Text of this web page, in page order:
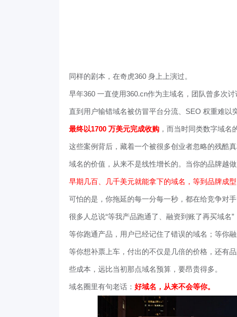
同样的剧本，在奇虎360 身上上演过。
早年360 一直使用360.cn作为主域名，团队曾多次讨
直到用户输错域名被仿冒平台分流、SEO 权重难以
最终以1700 万美元完成收购 ，而当时同类数字域名
这些案例背后，藏着一个被很多创业者忽略的残酷真
域名的价值，从来不是线性增长的。当你的品牌越
早期几百、几千美元就能拿下的域名，等到品牌成
可怕的是，你拖延的每一分每一秒，都在给竞争对手
很多人总说“等我产品跑通了、融资到账了再买域名”
等你跑通产品，用户已经记住了错误的域名；等你
等你想补票上车，付出的不仅是几倍的价格，还有
些成本，远比当初那点域名预算，要昂贵得多。
域名圈里有句老话： 好域名，从来不会等你。